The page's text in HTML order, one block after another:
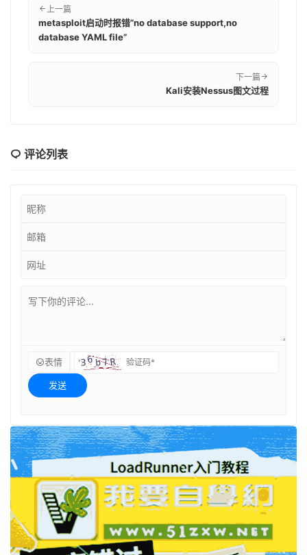
上一篇
metasploit启动时报错”no database support,no
database YAML file”
下一篇
Kali安装Nessus图文过程
评论列表
表情
发送